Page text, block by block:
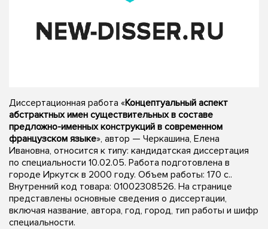
Диссертационная работа «Концептуальный аспект
абстрактных имен существительных в составе
предложно-именных конструкций в современном
французском языке», автор — Черкашина, Елена
Ивановна, относится к типу: кандидатская диссертация
по специальности 10.02.05. Работа подготовлена в
городе Иркутск в 2000 году. Объем работы: 170 с..
Внутренний код товара: 01002308526. На странице
представлены основные сведения о диссертации,
включая название, автора, год, город, тип работы и шифр
специальности.